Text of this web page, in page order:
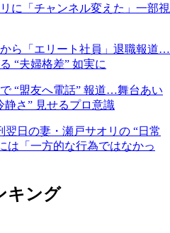
に「チャンネル変えた」一部視
ら「エリート社員」退職報道…
“夫婦格差” 如実に
“盟友へ電話” 報道…舞台あい
静さ” 見せるプロ意識
日の妻・瀬戸サオリの “日常
は「一方的な行為ではなかっ
キング